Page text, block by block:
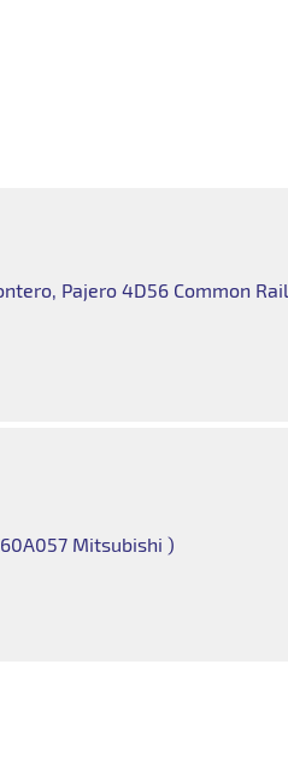
Pajero 4D56 Common Rail
Mitsubishi )